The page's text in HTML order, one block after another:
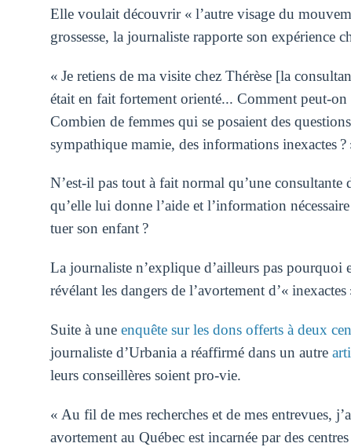
Elle voulait découvrir « l’autre visage du
grossesse, la journaliste rapporte son expérience
« Je retiens de ma visite chez Thérèse [la
était en fait fortement orienté... Comment peut-
Combien de femmes qui se posaient des
sympathique mamie, des informations inexactes ?
N’est-il pas tout à fait normal qu’une consultante
qu’elle lui donne l’aide et l’information
tuer son enfant ?
La journaliste n’explique d’ailleurs pas
révélant les dangers de l’avortement d’« inexactes
Suite à une enquête sur les dons offerts à deux
journaliste d’Urbania a réaffirmé dans un autre
leurs conseillères soient pro-vie.
« Au fil de mes recherches et de mes entrevues,
avortement au Québec est incarnée par des